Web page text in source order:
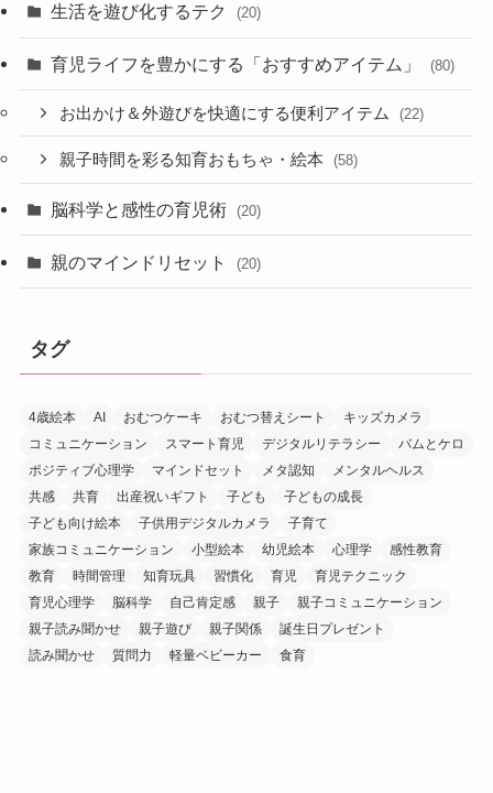
生活を遊び化するテク (20)
育児ライフを豊かにする「おすすめアイテム」 (80)
お出かけ＆外遊びを快適にする便利アイテム (22)
親子時間を彩る知育おもちゃ・絵本 (58)
脳科学と感性の育児術 (20)
親のマインドリセット (20)
タグ
4歳絵本 AI おむつケーキ おむつ替えシート
キッズカメラ
コミュニケーション
スマート育児 デジタルリテラシー
バムとケロ
ポジティブ心理学
マインドセット メタ認知
メンタルヘルス
共感
共育 出産祝いギフト 子ども
子どもの成長
子ども向け絵本
子供用デジタルカメラ
子育て
家族コミュニケーション
小型絵本 幼児絵本 心理学
感性教育
教育
時間管理 知育玩具 習慣化 育児
育児テクニック
育児心理学
脳科学 自己肯定感 親子
親子コミュニケーション
親子読み聞かせ
親子遊び 親子関係
誕生日プレゼント
読み聞かせ
質問力 軽量ベビーカー 食育